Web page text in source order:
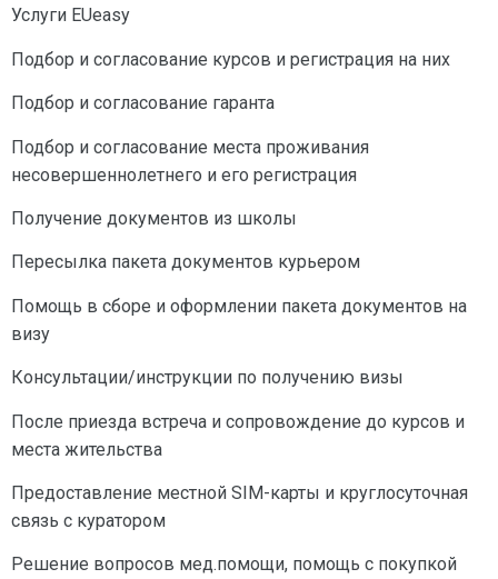
Услуги EUeasy
Подбор и согласование курсов и регистрация на них
Подбор и согласование гаранта
Подбор и согласование места проживания
несовершеннолетнего и его регистрация
Получение документов из школы
Пересылка пакета документов курьером
Помощь в сборе и оформлении пакета документов на
визу
Консультации/инструкции по получению визы
После приезда встреча и сопровождение до курсов и
места жительства
Предоставление местной SIM-карты и круглосуточная
связь с куратором
Решение вопросов мед.помощи, помощь с покупкой